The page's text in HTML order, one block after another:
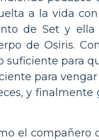
a la vida
de Set y
de Osiris.
para
para
y
el compañero